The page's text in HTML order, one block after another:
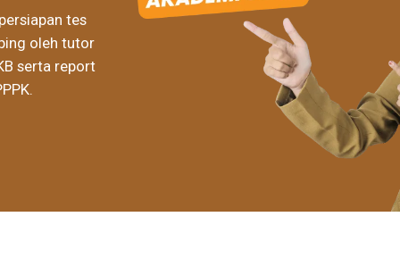
tes
oleh tutor
serta report